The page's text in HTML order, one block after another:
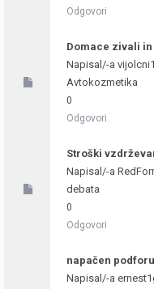
Odgovori
Domace zivali
Napisal/-a
Avtokozmetika
0
Odgovori
Stroški
Napisal/-a
debata
0
Odgovori
napačen
Napisal/-a